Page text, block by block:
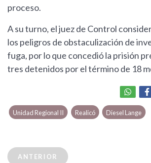
proceso.
A su turno, el juez de Control
los peligros de obstaculización de
fuga, por lo que concedió la prisión
tres detenidos por el término de 18
Unidad Regional II Realicó Diesel Lange
ANTERIOR